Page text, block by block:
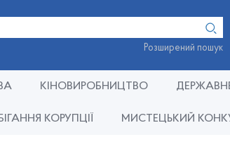
Розширений пошук
КІНОВИРОБНИЦТВО
КОРУПЦІЇ МИСТЕЦЬКИЙ